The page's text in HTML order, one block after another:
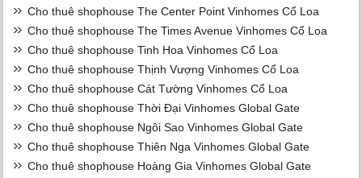
Cho thuê shophouse The Center Point Vinhomes Cổ Loa
Cho thuê shophouse The Times Avenue Vinhomes Cổ Loa
Cho thuê shophouse Tinh Hoa Vinhomes Cổ Loa
Cho thuê shophouse Thịnh Vượng Vinhomes Cổ Loa
Cho thuê shophouse Cát Tường Vinhomes Cổ Loa
Cho thuê shophouse Thời Đại Vinhomes Global Gate
Cho thuê shophouse Ngôi Sao Vinhomes Global Gate
Cho thuê shophouse Thiên Nga Vinhomes Global Gate
Cho thuê shophouse Hoàng Gia Vinhomes Global Gate